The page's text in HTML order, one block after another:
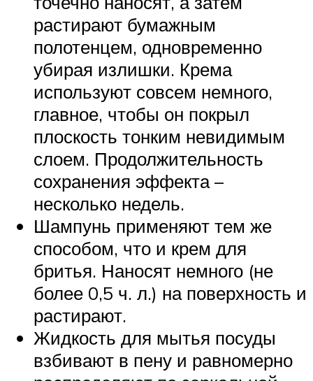
растирают бумажным
полотенцем, одновременно
убирая излишки. Крема
используют совсем немного,
главное, чтобы он покрыл
плоскость тонким невидимым
слоем. Продолжительность
сохранения эффекта –
несколько недель.
Шампунь применяют тем же
способом, что и крем для
бритья. Наносят немного (не
более 0,5 ч. л.) на поверхность и
растирают.
Жидкость для мытья посуды
взбивают в пену и равномерно